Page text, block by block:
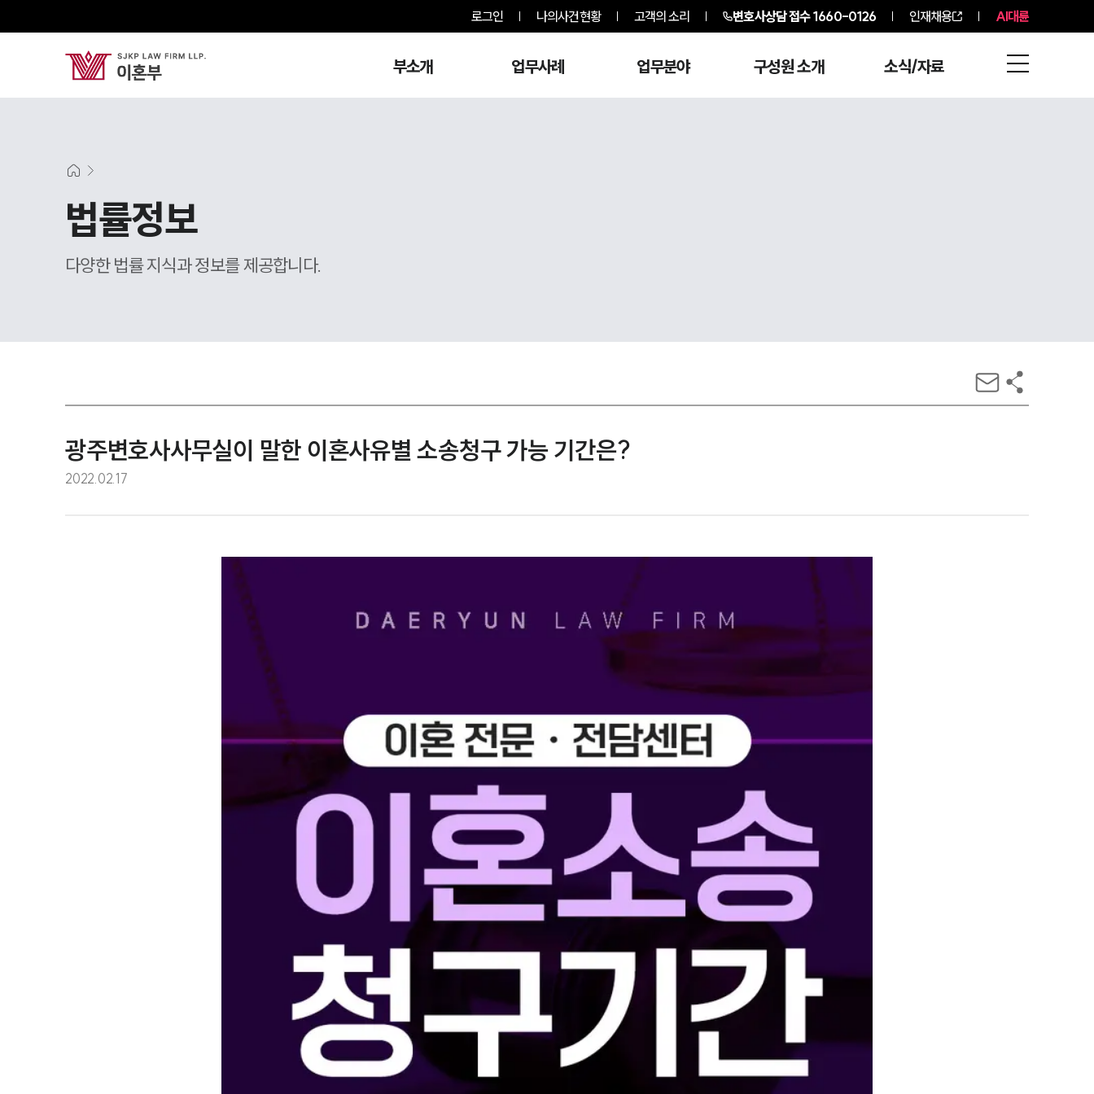
로그인 나의사건현황 고객의 소리 변호사상담 접수1660-0126 인재채용 AI대륜
부소개 업무사례 업무분야 구성원 소개 소식/자료
법률정보
다양한 법률 지식과 정보를 제공합니다.
광주변호사사무실이 말한 이혼사유별 소송청구 가능 기간은?
2022.02.17